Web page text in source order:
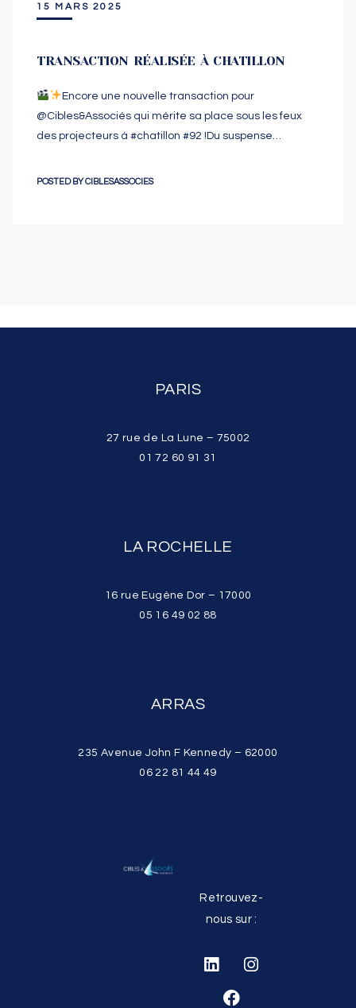
15 MARS 2025
TRANSACTION RÉALISÉE À CHATILLON
Encore une nouvelle transaction pour
@‌Cibles&Associés qui mérite sa place sous les feux
des projecteurs à #chatillon #92 !Du suspense…
POSTED BYCIBLESASSOCIES
PARIS
27 rue de La Lune – 75002
01 72 60 91 31
LA ROCHELLE
16 rue Eugène Dor – 17000
05 16 49 02 88
ARRAS
235 Avenue John F Kennedy – 62000
06 22 81 44 49
Retrouvez-
nous sur :